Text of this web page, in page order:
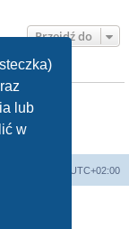
lub
w
Przejdź do
UTC+02:00
Limited